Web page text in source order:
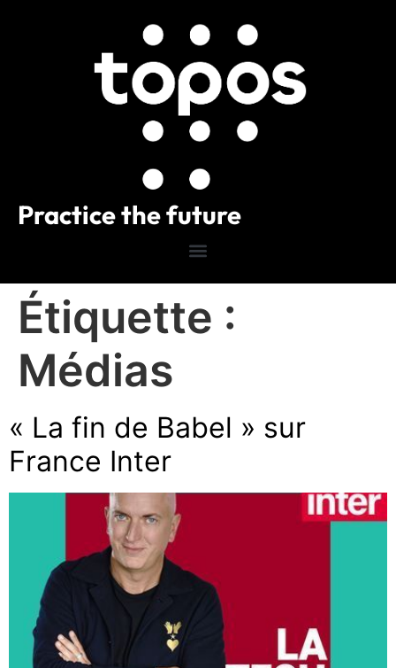
Practice the future
Étiquette :
Médias
« La fin de Babel » sur
France Inter